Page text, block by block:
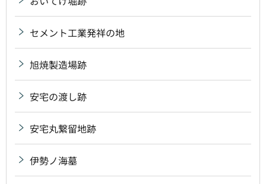
セメント工業発祥の地
旭焼製造場跡
安宅の渡し跡
安宅丸繋留地跡
伊勢ノ海墓